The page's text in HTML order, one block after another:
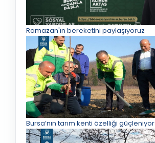
Ramazan'ın bereketini paylaşıyoruz
Bursa’nın tarım kenti özelliği güçleniyor